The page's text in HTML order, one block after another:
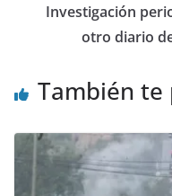
Investigación
otro diario
También te